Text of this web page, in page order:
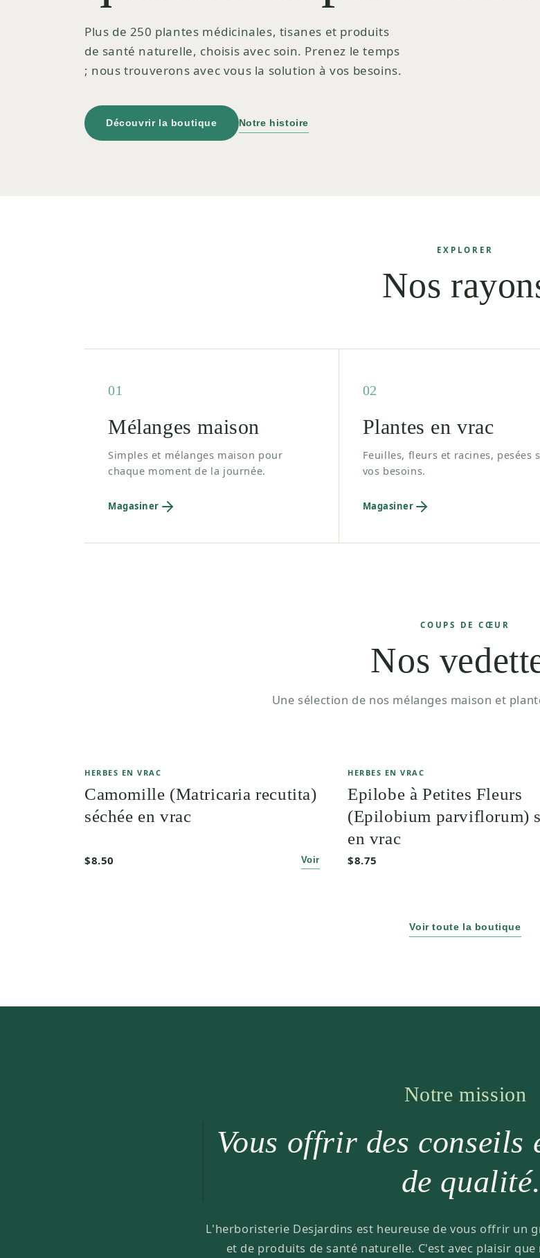
Plus de 250 plantes médicinales, tisanes et produits
de santé naturelle, choisis avec soin. Prenez le temps
; nous trouverons avec vous la solution à vos besoins.
Découvrir la boutique Notre histoire
EXPLORER
Nos
01
Mélanges maison
Simples et mélanges maison pour
chaque moment de la journée.
Magasiner
02
Plantes en vrac
Feuilles, fleurs et racines, pesées
vos besoins.
Magasiner
COUPS DE CŒUR
Nos
Une sélection de nos mélanges maison et
HERBES EN VRAC
Camomille (Matricaria recutita)
séchée en vrac
$8.50 Voir
HERBES EN VRAC
Epilobe à Petites Fleurs
(Epilobium parviflorum)
en vrac
$8.75
Voir toute la boutique
Notre mission
Vous offrir des conseils
de qualité.
L'herboristerie Desjardins est heureuse de vous offrir un
et de produits de santé naturelle. C'est avec plaisir